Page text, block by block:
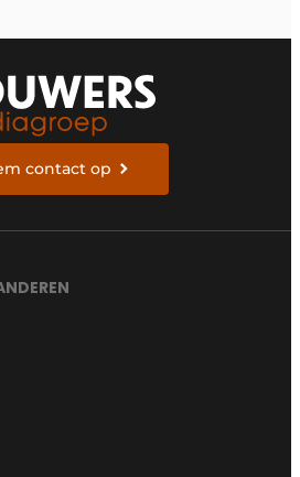
contact op